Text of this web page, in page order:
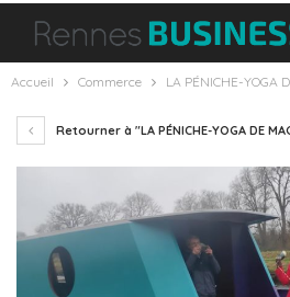
Accueil Commerce LA PÉNICHE-YOGA
Retourner à "LA PÉNICHE-YOGA DE